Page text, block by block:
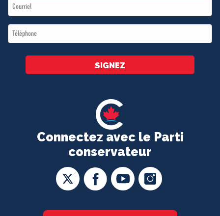
Connectez avec le Parti
conservateur
Email
*
Téléphone
*
SIGNEZ